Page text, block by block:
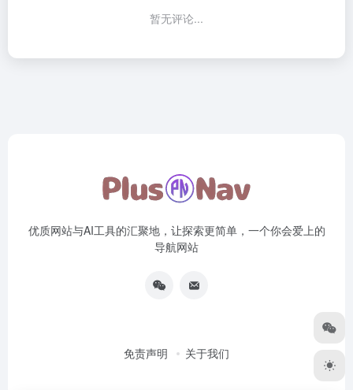
暂无评论...
优质网站与AI工具的汇聚地，让探索更简单，一个你会爱上的
导航网站
免责声明 关于我们